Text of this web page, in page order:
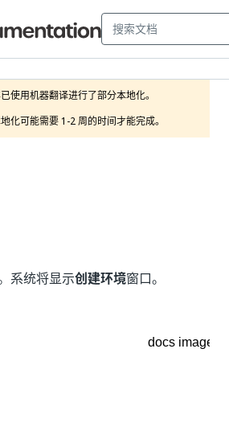
使用机器翻译进行了部分本地化。
化可能需要 1-2 周的时间才能完成。
系统将显示创建环境窗口。